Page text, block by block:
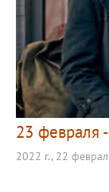
23 февраля
2022 г., 22